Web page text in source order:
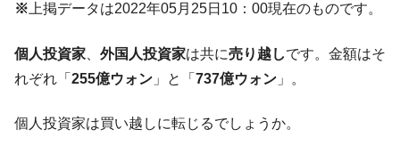
は韓国で『BYD』車は売れている。6カ月で対前年同期比
『Money1』
在韓米国大使スティールが着韓！⇒ さっそ
く空港に詰めかけ「出て行け！」「極右勢力」のプラカー
『Money1』
韓国政府「2035年までに18.4GW規模のAIデ
※上掲データは2022年05月25日10：00現在のものです。
個人投資家 外国人投資家は共に売り越しです。金額はそ
れぞれ「 255億ウォン 」と「 737億ウォン 」。
個人投資家は買い越しに転じるでしょうか。